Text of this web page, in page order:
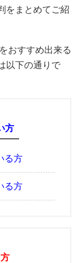
をまとめてご紹
おすすめ出来る
以下の通りで
方
る方
る方